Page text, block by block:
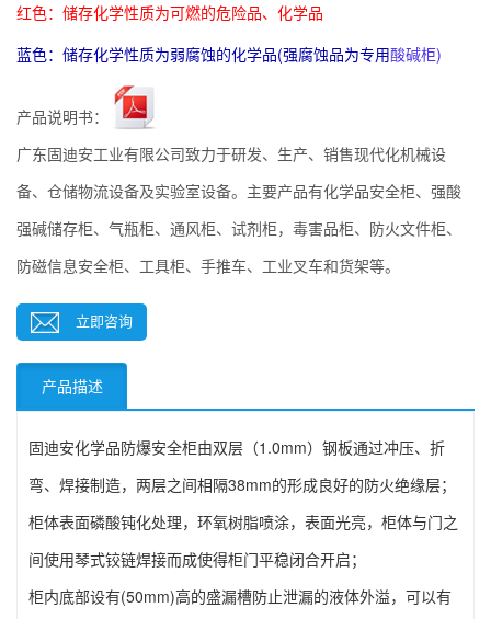
红色：储存化学性质为可燃的危险品、化学品
蓝色：储存化学性质为弱腐蚀的化学品(强腐蚀品为专用酸碱柜)
产品说明书：
广东固迪安工业有限公司致力于研发、生产、销售现代化机械设
备、仓储物流设备及实验室设备。主要产品有化学品安全柜、强酸
强碱储存柜、气瓶柜、通风柜、试剂柜，毒害品柜、防火文件柜、
防磁信息安全柜、工具柜、手推车、工业叉车和货架等。
立即咨询
产品描述
固迪安化学品防爆安全柜由双层（1.0mm）钢板通过冲压、折
弯、焊接制造，两层之间相隔38mm的形成良好的防火绝缘层；
柜体表面磷酸钝化处理，环氧树脂喷涂，表面光亮，柜体与门之
间使用琴式铰链焊接而成使得柜门平稳闭合开启；
柜内底部设有(50mm)高的盛漏槽防止泄漏的液体外溢，可以有